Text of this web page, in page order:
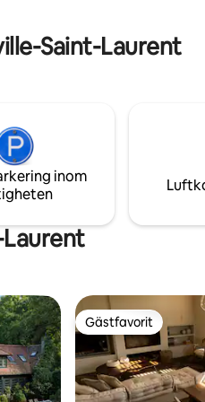
Saint-Laurent
inom
Gästfavorit
Gästfavorit